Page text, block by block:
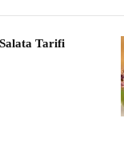
Tarifi